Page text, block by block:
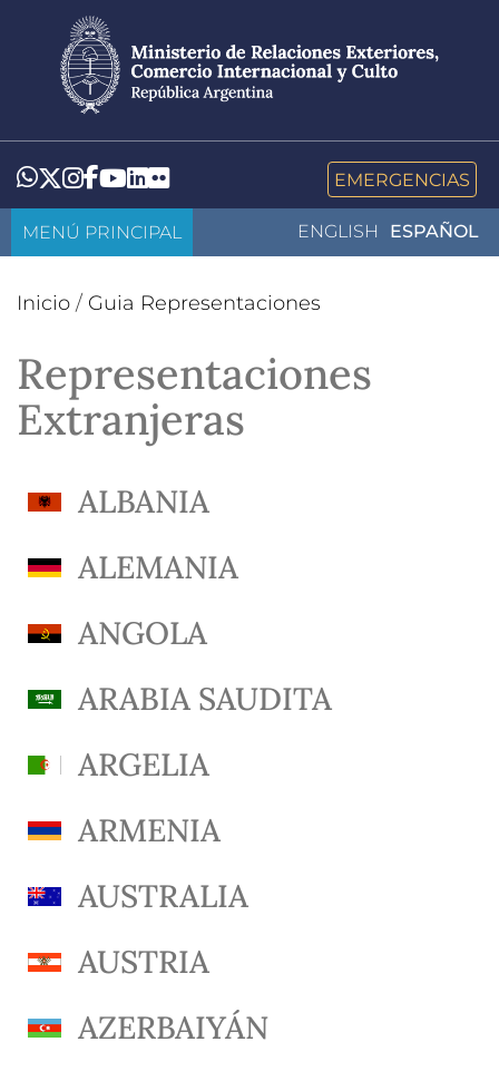
contenido
principal
Whatsapp
Twitter
Instagram
Facebook
YouTube
LinkedIn
Flickr EMERGENCIAS
ENGLISH ESPAÑOL
MENÚ PRINCIPAL
Inicio / Guia Representaciones
Representaciones
Extranjeras
ALBANIA
ALEMANIA
ANGOLA
ARABIA SAUDITA
ARGELIA
ARMENIA
AUSTRALIA
AUSTRIA
AZERBAIYÁN